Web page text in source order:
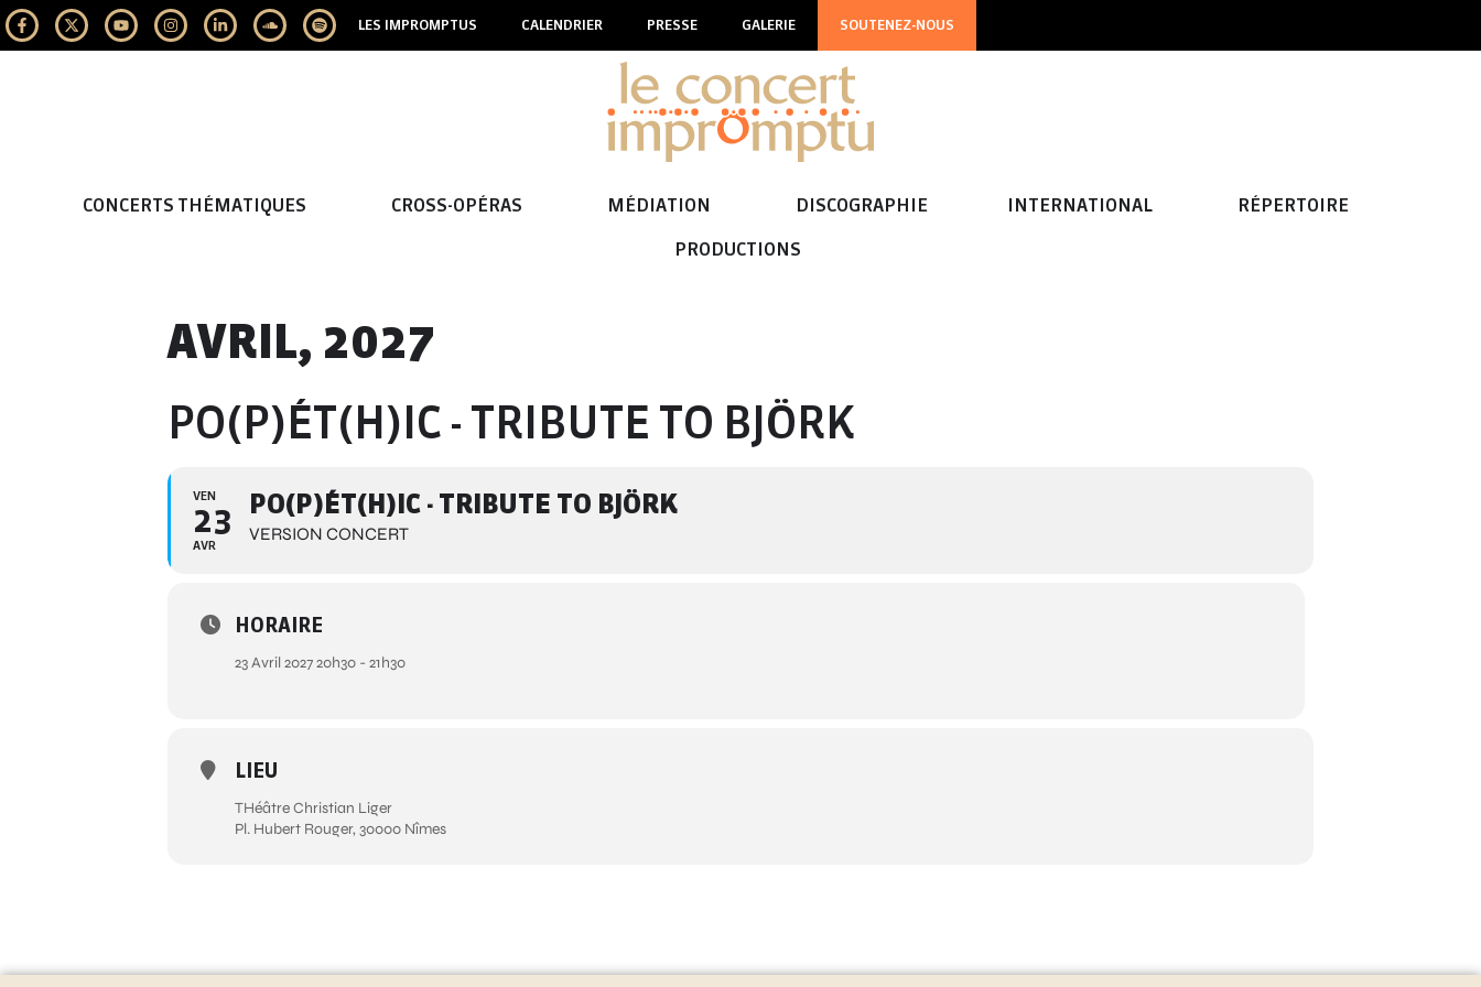
LES IMPROMPTUS CALENDRIER PRESSE GALERIE SOUTENEZ-NOUS
CONCERTS THÉMATIQUES CROSS-OPÉRAS MÉDIATION DISCOGRAPHIE INTERNATIONAL RÉPERTOIRE
PRODUCTIONS
AVRIL, 2027
PO(P)ÉT(H)IC - TRIBUTE TO BJÖRK
VEN
23
AVR
PO(P)ÉT(H)IC - TRIBUTE TO BJÖRK
VERSION CONCERT
HORAIRE
23 Avril 2027 20h30 - 21h30
LIEU
THéâtre Christian Liger
Pl. Hubert Rouger, 30000 Nîmes